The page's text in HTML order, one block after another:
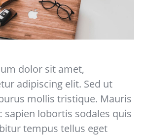
dolor sit amet,
adipiscing elit. Sed ut
mollis tristique. Mauris
sapien lobortis sodales quis
tempus tellus eget